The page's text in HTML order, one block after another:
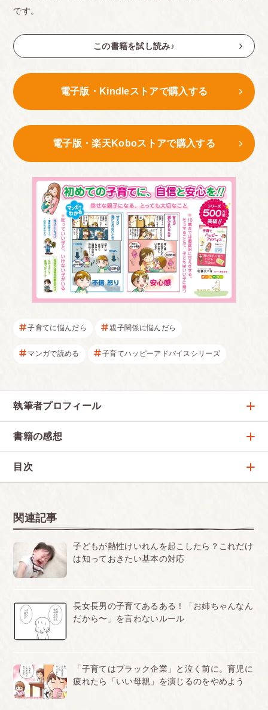
です。
この書籍を試し読み♪
電子版・Kindleストアで購入する
電子版・楽天Koboストアで購入する
子育てに悩んだら 親子関係に悩んだら
マンガで読める 子育てハッピーアドバイスシリーズ
執筆者プロフィール
大人気『ハッピーアドバイス』シリーズを執筆する心
療内科医
書籍の感想
ッピーアドバイス
この本を読むまでの私は、仕事から帰ると「飯・風呂・寝る」こと
2011.12.05
子供の気持ちが分かるようになった－子育てハッピーア
ドバイス
子育てしたので、反省しながら……。娘、嫁にのんびり楽しく子...
2011.12.02
た－子育てハッピーアドバイス
私は現在61歳です。４月に娘の所に２番目が生まれて、娘と２人
で子育ての最中です。小１のお兄ちゃんがこの頃、下の弟にやきも
目次
(2) 輝ける子に育てるために、大人ができること 1
赤ちゃんならば、スキンシップ
「赤ちゃんに抱きぐせをつけてはいけない」と、言う人があ
赤ちゃんの甘えは泣くこと
子どもを放置すると、子どもに、強い怒りが生まれます
怒りは、怒りで抑えつけるよりも、抱っこのほうがはるかに
抱っこしないことが続くと、赤ちゃんは、あるときから泣か
なくなる。手がかからないよい子ではないのです。
心のトラブルの始まりです
関連記事
子どもが熱性けいれんを起こしたら？これだけ
は知っておきたい基本の対応
長女長男の子育てあるある！「お姉ちゃんなん
だから〜」を言わないルール
「子育てはブラック企業」と泣く前に。育児に
疲れたら「いい母親」を演じるのをやめよう